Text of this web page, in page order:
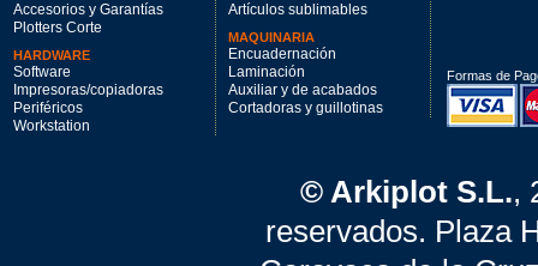
Accesorios y Garantías
Plotters Corte
HARDWARE
Software
Impresoras/copiadoras
Periféricos
Workstation
Artículos sublimables
MAQUINARIA
Encuadernación
Laminación
Auxiliar y de acabados
Cortadoras y guillotinas
Formas de
© Arkiplot S.L.,
reservados. Plaza